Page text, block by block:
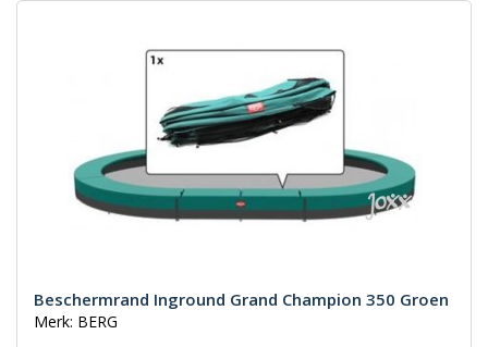
Beschermrand Inground Grand Champion 350 Groen
Merk: BERG